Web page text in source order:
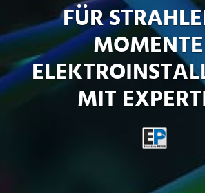
FÜR
MIT